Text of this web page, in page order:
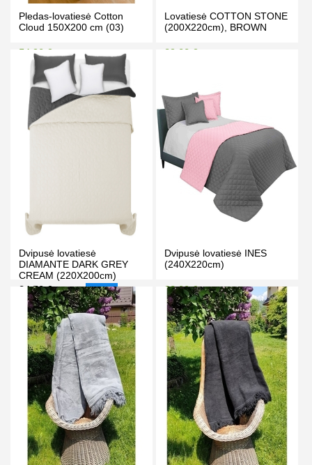
Pledas-lovatiesė Cotton
Cloud 150X200 cm (03)
54.90 €
Kaina prisijungus
59.90 €
PIRKTI
Lovatiesė COTTON STONE
(200X220cm), BROWN
29.00 €
PIRKTI
Dvipusė lovatiesė
DIAMANTE DARK GREY
CREAM (220X200cm)
34.50 €37.50 € -8%
PIRKTI
Dvipusė lovatiesė INES
(240X220cm)
32.00 €
Kaina prisijungus
35.00 €
PIRKTI